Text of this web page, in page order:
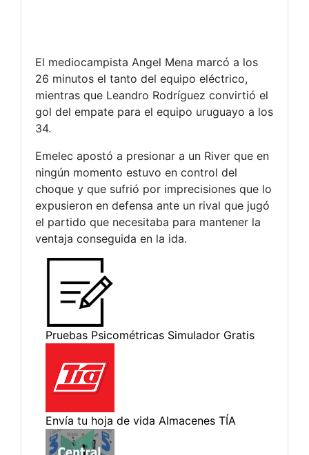
El mediocampista Angel Mena marcó a los
26 minutos el tanto del equipo eléctrico,
mientras que Leandro Rodríguez convirtió el
gol del empate para el equipo uruguayo a los
34.
Emelec apostó a presionar a un River que en
ningún momento estuvo en control del
choque y que sufrió por imprecisiones que lo
expusieron en defensa ante un rival que jugó
el partido que necesitaba para mantener la
ventaja conseguida en la ida.